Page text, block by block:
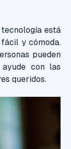
está
y cómoda.
pueden
con las
queridos.